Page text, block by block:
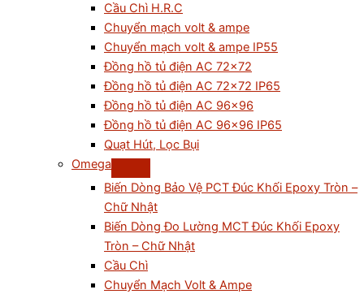
Cầu Chì H.R.C
Chuyển mạch volt & ampe
Chuyển mạch volt & ampe IP55
Đồng hồ tủ điện AC 72×72
Đồng hồ tủ điện AC 72×72 IP65
Đồng hồ tủ điện AC 96×96
Đồng hồ tủ điện AC 96×96 IP65
Quạt Hút, Lọc Bụi
Omega
Biến Dòng Bảo Vệ PCT Đúc Khối Epoxy Tròn –
Chữ Nhật
Biến Dòng Đo Lường MCT Đúc Khối Epoxy
Tròn – Chữ Nhật
Cầu Chì
Chuyển Mạch Volt & Ampe